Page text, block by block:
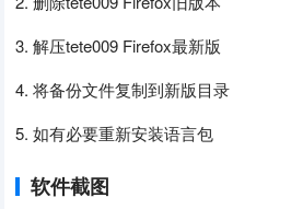
3. 解压tete009 Firefox最新版
4. 将备份文件复制到新版目录
5. 如有必要重新安装语言包
软件截图